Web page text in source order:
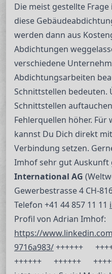
Die meist gestellte
diese
werden dann aus
Abdichtungen
verschiedene
Abdichtungsarbeiten
Schnittstellen bedeuten.
Schnittstellen
Fehlerquellen höher.
kannst Du Dich direkt
Verbindung setzen.
Imhof sehr gut Auskunft
International AG
Gewerbestrasse 4 CH-
Telefon +41 44 857 11 11
Profil von Adrian Imhof:
https://
9716a983/++++++
++++++ ++++++